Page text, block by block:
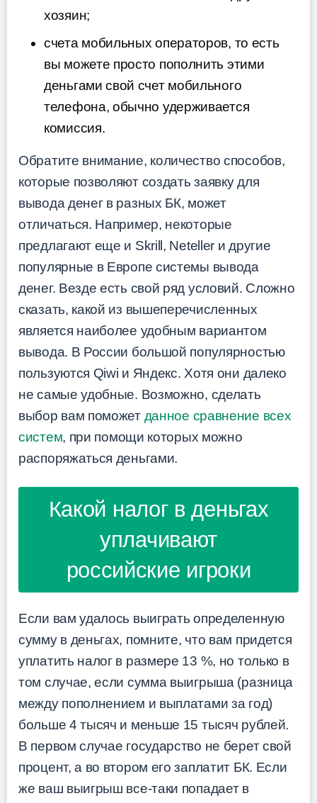
хозяин;
счета мобильных операторов, то есть
вы можете просто пополнить этими
деньгами свой счет мобильного
телефона, обычно удерживается
комиссия.
Обратите внимание, количество способов,
которые позволяют создать заявку для
вывода денег в разных БК, может
отличаться. Например, некоторые
предлагают еще и Skrill, Neteller и другие
популярные в Европе системы вывода
денег. Везде есть свой ряд условий. Сложно
сказать, какой из вышеперечисленных
является наиболее удобным вариантом
вывода. В России большой популярностью
пользуются Qiwi и Яндекс. Хотя они далеко
не самые удобные. Возможно, сделать
выбор вам поможет данное сравнение всех
систем, при помощи которых можно
распоряжаться деньгами.
Какой налог в деньгах
уплачивают
российские игроки
Если вам удалось выиграть определенную
сумму в деньгах, помните, что вам придется
уплатить налог в размере 13 %, но только в
том случае, если сумма выигрыша (разница
между пополнением и выплатами за год)
больше 4 тысяч и меньше 15 тысяч рублей.
В первом случае государство не берет свой
процент, а во втором его заплатит БК. Если
же ваш выигрыш все-таки попадает в